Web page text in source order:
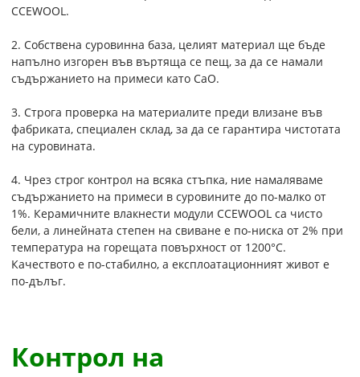
CCEWOOL.
2. Собствена суровинна база, целият материал ще бъде
напълно изгорен във въртяща се пещ, за да се намали
съдържанието на примеси като CaO.
3. Строга проверка на материалите преди влизане във
фабриката, специален склад, за да се гарантира чистотата
на суровината.
4. Чрез строг контрол на всяка стъпка, ние намаляваме
съдържанието на примеси в суровините до по-малко от
1%. Керамичните влакнести модули CCEWOOL са чисто
бели, а линейната степен на свиване е по-ниска от 2% при
температура на горещата повърхност от 1200°C.
Качеството е по-стабилно, а експлоатационният живот е
по-дълъг.
Контрол на